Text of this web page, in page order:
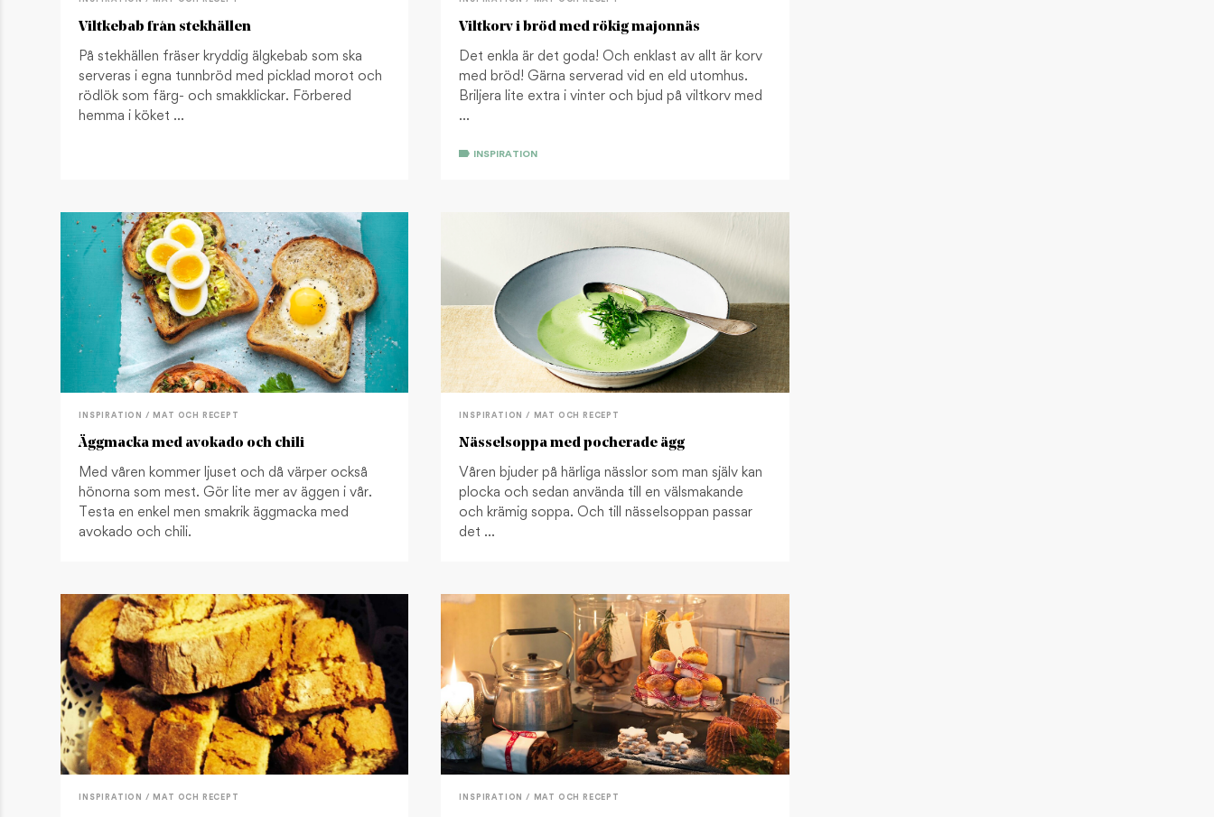
Viltkebab från stekhällen
På stekhällen fräser kryddig älgkebab som ska
serveras i egna tunnbröd med picklad morot och
rödlök som färg- och smakklickar. Förbered
hemma i köket …
Viltkorv i bröd med rökig majonnäs
Det enkla är det goda! Och enklast av allt är korv
med bröd! Gärna serverad vid en eld utomhus.
Briljera lite extra i vinter och bjud på viltkorv med
…
INSPIRATION
INSPIRATION / MAT OCH RECEPT
Äggmacka med avokado och chili
Med våren kommer ljuset och då värper också
hönorna som mest. Gör lite mer av äggen i vår.
Testa en enkel men smakrik äggmacka med
avokado och chili.
INSPIRATION / MAT OCH RECEPT
Nässelsoppa med pocherade ägg
Våren bjuder på härliga nässlor som man själv kan
plocka och sedan använda till en välsmakande
och krämig soppa. Och till nässelsoppan passar
det …
INSPIRATION / MAT OCH RECEPT INSPIRATION / MAT OCH RECEPT